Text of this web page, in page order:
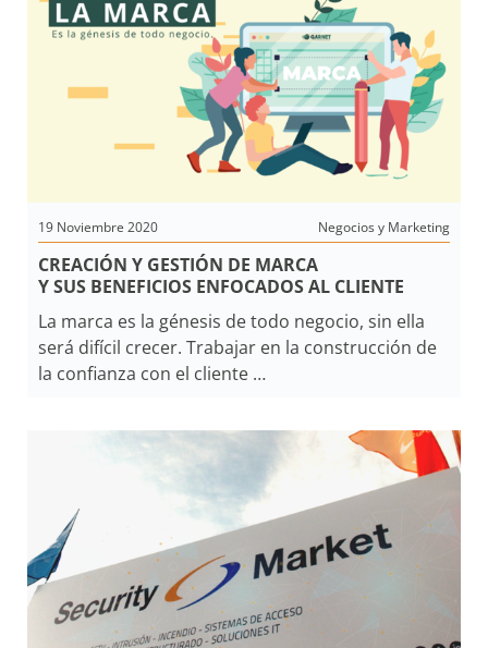
19 Noviembre 2020 Negocios y Marketing
CREACIÓN Y GESTIÓN DE MARCA
Y SUS BENEFICIOS ENFOCADOS AL CLIENTE
La marca es la génesis de todo negocio, sin ella
será difícil crecer. Trabajar en la construcción de
la confianza con el cliente
la misma acorde al tipo de público al cual
apuntamos, es parte de
un trabajo que requiere de esfuerzo y tiempo.
Atender al cliente correctamente, hacerlo sentir
importante, es volver a
la esencia de lo que nos conecta realmente, la
conexión emocional del público objetivo con la
marca motivará aún más
la relación y lograremos lealtad en el corto plazo.